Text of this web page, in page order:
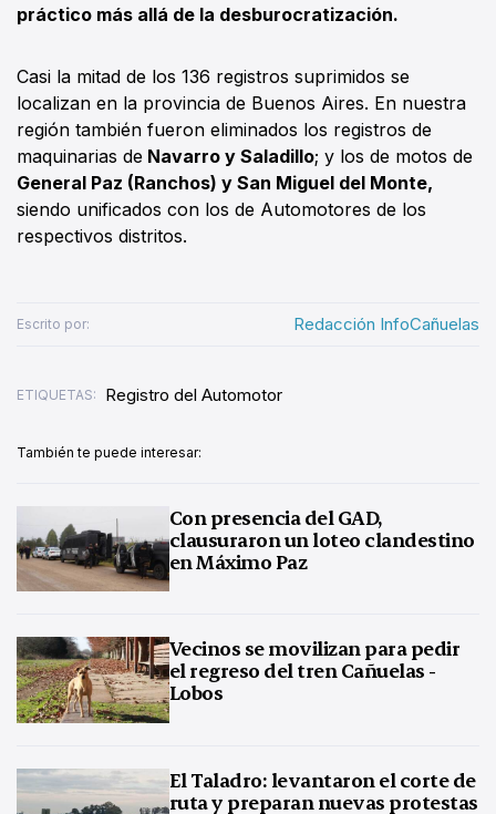
práctico más allá de la desburocratización.
Casi la mitad de los 136 registros suprimidos se
localizan en la provincia de Buenos Aires. En nuestra
región también fueron eliminados los registros de
maquinarias de Navarro y Saladillo; y los de motos de
General Paz (Ranchos) y San Miguel del Monte,
siendo unificados con los de Automotores de los
respectivos distritos.
Escrito por: Redacción InfoCañuelas
ETIQUETAS: Registro del Automotor
También te puede interesar:
Con presencia del GAD,
clausuraron un loteo clandestino
en Máximo Paz
Vecinos se movilizan para pedir
el regreso del tren Cañuelas -
Lobos
El Taladro: levantaron el corte de
ruta y preparan nuevas protestas